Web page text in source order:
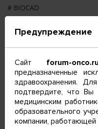
# BIOCAD
# ESO
# ESSO
# ISPOR
# ONS
# SPOT
Предупреждение
Сайт forum-
предназначенные
здравоохранения.
подтвердите, что Вы
медицинским
образовательного
компании,